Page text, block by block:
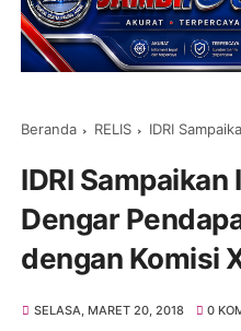
Beranda RELIS IDRI Sampaikan Ini saat
IDRI Sampaikan
Dengar
dengan Komisi
SELASA, MARET 20, 2018 0